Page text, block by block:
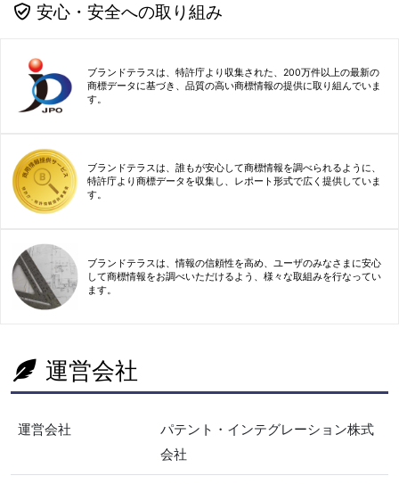
安心・安全への取り組み
ブランドテラスは、特許庁より収集された、200万件以上の最新の
商標データに基づき、品質の高い商標情報の提供に取り組んでいま
す。
ブランドテラスは、誰もが安心して商標情報を調べられるように、
特許庁より商標データを収集し、レポート形式で広く提供していま
す。
ブランドテラスは、情報の信頼性を高め、ユーザのみなさまに安心
して商標情報をお調べいただけるよう、様々な取組みを行なってい
ます。
運営会社
運営会社
パテント・インテグレーション株式
会社